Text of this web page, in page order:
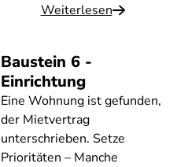
Weiterlesen
Baustein 6 -
Einrichtung
Eine Wohnung ist gefunden,
der Mietvertrag
unterschrieben. Setze
Prioritäten – Manche